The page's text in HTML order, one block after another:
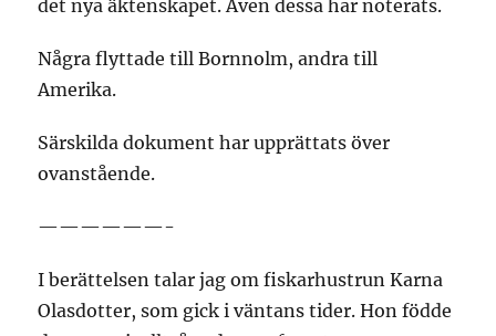
det nya äktenskapet. Även dessa har noterats.
Några flyttade till Bornnolm, andra till
Amerika.
Särskilda dokument har upprättats över
ovanstående.
——————-
I berättelsen talar jag om fiskarhustrun Karna
Olasdotter, som gick i väntans tider. Hon födde